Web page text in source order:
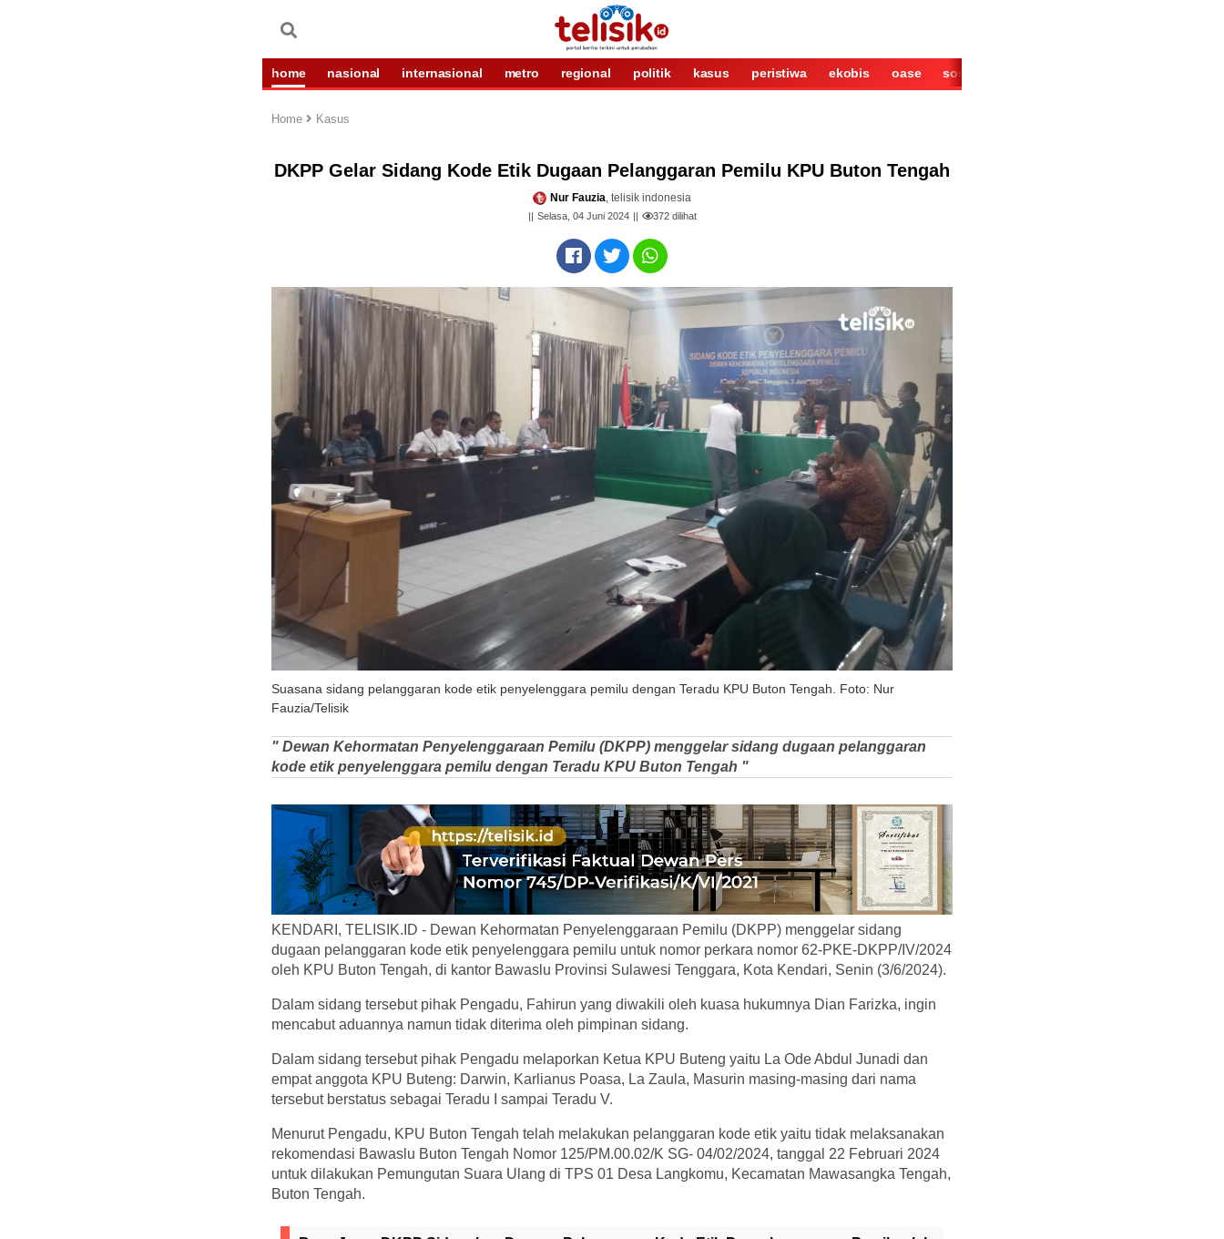
home nasional internasional metro regional politik kasus peristiwa ekobis oase sosok
Home Kasus
DKPP Gelar Sidang Kode Etik Dugaan Pelanggaran Pemilu KPU Buton Tengah
Nur Fauzia, telisik indonesia
Selasa, 04 Juni 2024 372dilihat
Suasana sidang pelanggaran kode etik penyelenggara pemilu dengan Teradu KPU Buton Tengah. Foto: Nur
Fauzia/Telisik
" Dewan Kehormatan Penyelenggaraan Pemilu (DKPP) menggelar sidang dugaan pelanggaran
kode etik penyelenggara pemilu dengan Teradu KPU Buton Tengah "
KENDARI, TELISIK.ID - Dewan Kehormatan Penyelenggaraan Pemilu (DKPP) menggelar sidang
dugaan pelanggaran kode etik penyelenggara pemilu untuk nomor perkara nomor 62-PKE-DKPP/IV/2024
oleh KPU Buton Tengah, di kantor Bawaslu Provinsi Sulawesi Tenggara, Kota Kendari, Senin (3/6/2024).
Dalam sidang tersebut pihak Pengadu, Fahirun yang diwakili oleh kuasa hukumnya Dian Farizka, ingin
mencabut aduannya namun tidak diterima oleh pimpinan sidang.
Dalam sidang tersebut pihak Pengadu melaporkan Ketua KPU Buteng yaitu La Ode Abdul Junadi dan
empat anggota KPU Buteng: Darwin, Karlianus Poasa, La Zaula, Masurin masing-masing dari nama
tersebut berstatus sebagai Teradu I sampai Teradu V.
Menurut Pengadu, KPU Buton Tengah telah melakukan pelanggaran kode etik yaitu tidak melaksanakan
rekomendasi Bawaslu Buton Tengah Nomor 125/PM.00.02/K SG- 04/02/2024, tanggal 22 Februari 2024
untuk dilakukan Pemungutan Suara Ulang di TPS 01 Desa Langkomu, Kecamatan Mawasangka Tengah,
Buton Tengah.